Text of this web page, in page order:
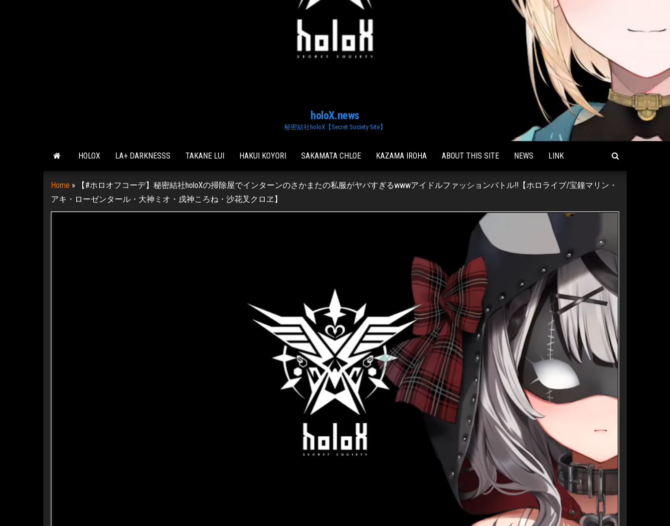
holoX.news
秘密結社holoX【Secret Society Site】
HOLOX LA+ DARKNESSS TAKANE LUI HAKUI KOYORI SAKAMATA CHLOE KAZAMA IROHA ABOUT THIS SITE NEWS LINK
Home »
【#ホロオフコーデ】秘密結社holoXの掃除屋でインターンのさかまたの私服がヤバすぎるwwwアイドルファッションバトル!!【ホロライブ/宝鐘マリン・
アキ・ローゼンタール・大神ミオ・戌神ころね・沙花叉クロヱ】